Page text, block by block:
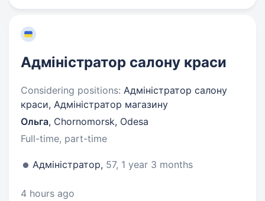
Адміністратор салону краси
Considering positions: Адміністратор салону
краси, Адміністратор магазину
Ольга, Chornomorsk, Odesa
Full-time, part-time
Адміністратор, 57, 1 year 3 months
4 hours ago